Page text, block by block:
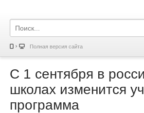
Полная версия сайта
С 1 сентября в
школах изменится
программа